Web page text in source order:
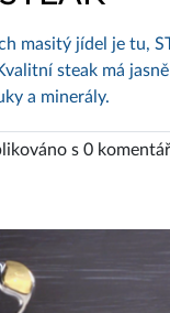
masitý jídel je tu,
steak má
a minerály.
s 0